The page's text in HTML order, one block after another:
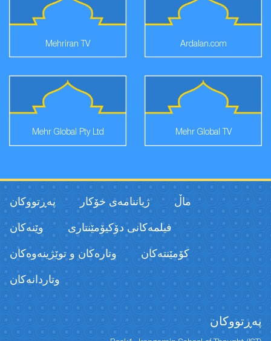
Ardalan.com
Mehriran TV
Mehr Global TV
Mehr Global Pty Ltd
ماڵ ژیاننامەی خۆکار پەڕتووكان
فیلمەكانی دۆکیۆمێنتاری وێنەکان
كۆمێنتەكان وتارەکان و توێژینەوەکان
وتاردانەكان
پەڕتووكان